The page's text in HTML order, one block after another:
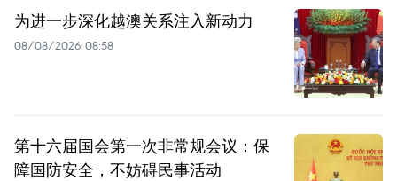
为进一步深化越澳关系注入新动力
08/08/2026 08:58
第十六届国会第一次非常规会议：保
障国防安全，不妨碍民事活动